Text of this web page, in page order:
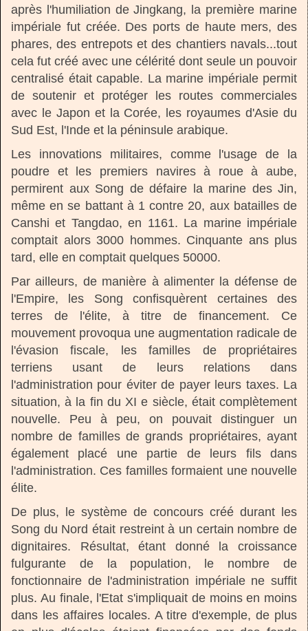
après l'humiliation de Jingkang, la première marine
impériale fut créée. Des ports de haute mers, des
phares, des entrepots et des chantiers navals...tout
cela fut créé avec une célérité dont seule un pouvoir
centralisé était capable. La marine impériale permit
de soutenir et protéger les routes commerciales
avec le Japon et la Corée, les royaumes d'Asie du
Sud Est, l'Inde et la péninsule arabique.
Les innovations militaires, comme l'usage de la
poudre et les premiers navires à roue à aube,
permirent aux Song de défaire la marine des Jin,
même en se battant à 1 contre 20, aux batailles de
Canshi et Tangdao, en 1161. La marine impériale
comptait alors 3000 hommes. Cinquante ans plus
tard, elle en comptait quelques 50000.
Par ailleurs, de manière à alimenter la défense de
l'Empire, les Song confisquèrent certaines des
terres de l'élite, à titre de financement. Ce
mouvement provoqua une augmentation radicale de
l'évasion fiscale, les familles de propriétaires
terriens usant de leurs relations dans
l'administration pour éviter de payer leurs taxes. La
situation, à la fin du XI e siècle, était complètement
nouvelle. Peu à peu, on pouvait distinguer un
nombre de familles de grands propriétaires, ayant
également placé une partie de leurs fils dans
l'administration. Ces familles formaient une nouvelle
élite.
De plus, le système de concours créé durant les
Song du Nord était restreint à un certain nombre de
dignitaires. Résultat, étant donné la croissance
fulgurante de la population, le nombre de
fonctionnaire de l'administration impériale ne suffit
plus. Au finale, l'Etat s'impliquait de moins en moins
dans les affaires locales. A titre d'exemple, de plus